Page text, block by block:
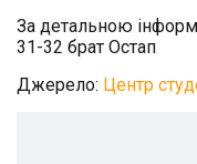
За детальною
31-32 брат Остап
Джерело: Центр